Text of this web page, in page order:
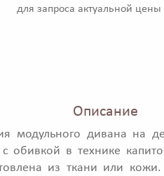
для запроса актуальной
Описание
модульного дивана на
обивкой в технике
из ткани или